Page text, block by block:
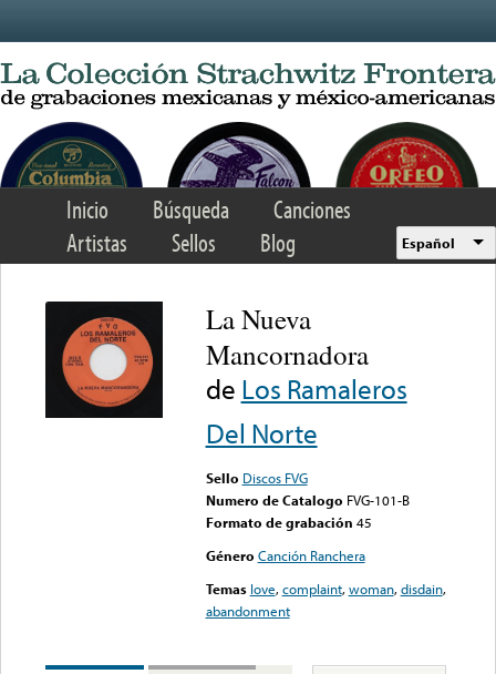
Inicio Búsqueda
Canciones
Artistas
Sellos Blog Español
La Nueva
Mancornadora
de Los Ramaleros
Del Norte
Sello Discos FVG
Numero de Catalogo FVG-101-B
Formato de grabación 45
Género Canción Ranchera
Temas love,complaint,woman,disdain,
abandonment